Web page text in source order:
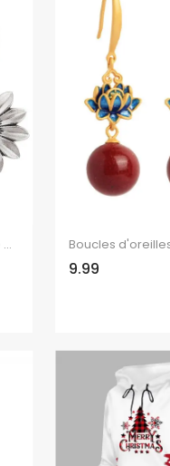
Boucles d'oreilles vintage en forme de tournesol, style bohème, pendantes
9.99